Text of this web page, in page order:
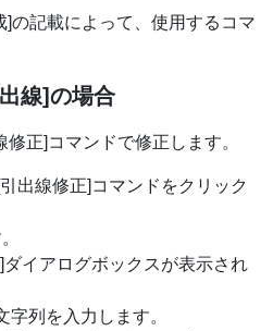
の記載によって、使用するコマ
線]の場合
正]コマンドで修正します。
出線修正]コマンドをクリック
ダイアログボックスが表示され
字列を入力します。